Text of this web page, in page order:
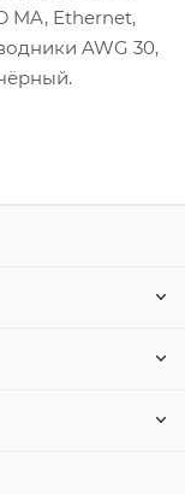
MA, Ethernet,
AWG 30,